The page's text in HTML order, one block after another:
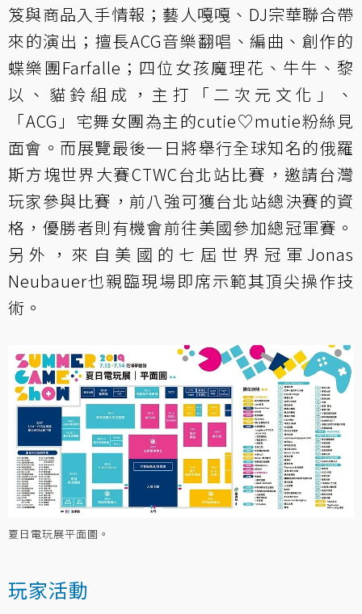
笈與商品入手情報；藝人嘎嘎、DJ宗華聯合帶
來的演出；擅長ACG音樂翻唱、編曲、創作的
蝶樂團Farfalle；四位女孩魔理花、牛牛、黎
以、貓鈴組成，主打「二次元文化」、
「ACG」宅舞女團為主的cutie♡mutie粉絲見
面會。而展覽最後一日將舉行全球知名的俄羅
斯方塊世界大賽CTWC台北站比賽，邀請台灣
玩家參與比賽，前八強可獲台北站總決賽的資
格，優勝者則有機會前往美國參加總冠軍賽。
另外，來自美國的七屆世界冠軍Jonas
Neubauer也親臨現場即席示範其頂尖操作技
術。
夏日電玩展平面圖。
玩家活動